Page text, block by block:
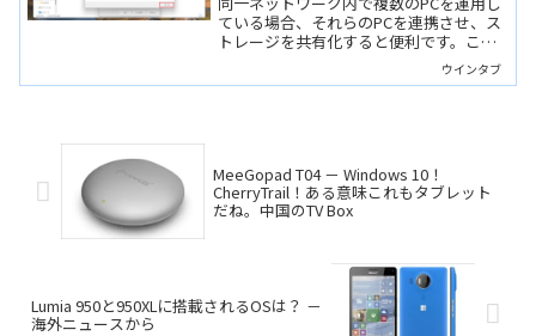
ている場合、それらのPCを連携させ、ス
トレージを共有化すると便利です。この
連載では自宅でホームサーバーやNASを
始めるための解説をしていきます。ウインタブ
MeeGopad T04 － Windows 10！
CherryTrail！ある意味これもタブレット
だね。中国のTV Box
Lumia 950と950XLに搭載されるOSは？ －
海外ニュースから